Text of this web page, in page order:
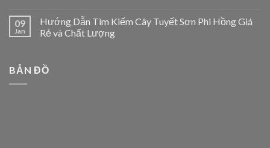
09
Jan
Hướng Dẫn Tìm Kiếm Cây Tuyết Sơn Phi Hồng Giá
Rẻ và Chất Lượng
BẢN ĐỒ